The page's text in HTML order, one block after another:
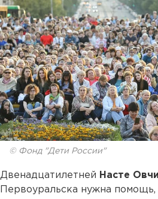
© Фонд "Дети России"
Двенадцатилетней Насте
Первоуральска нужна